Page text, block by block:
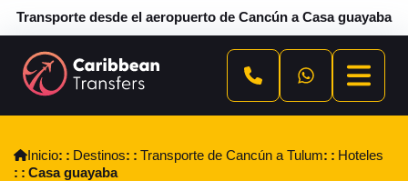
Transporte desde el aeropuerto de Cancún a Casa guayaba
Inicio Destinos Transporte de Cancún a Tulum
Hoteles
Casa guayaba